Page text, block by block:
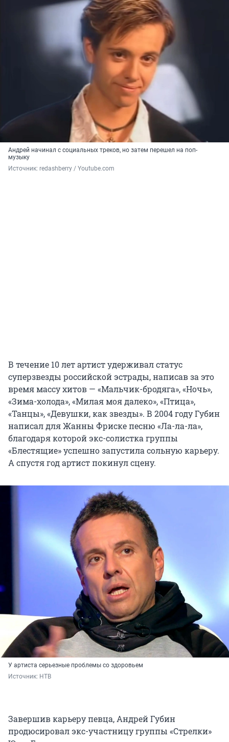
Андрей начинал с социальных треков, но затем перешел на поп-
музыку
Источник: redashberry / Youtube.com
В течение 10 лет артист удерживал статус
суперзвезды российской эстрады, написав за это
время массу хитов — «Мальчик-бродяга», «Ночь»,
«Зима-холода», «Милая моя далеко», «Птица»,
«Танцы», «Девушки, как звезды». В 2004 году Губин
написал для Жанны Фриске песню «Ла-ла-ла»,
благодаря которой экс-солистка группы
«Блестящие» успешно запустила сольную карьеру.
А спустя год артист покинул сцену.
У артиста серьезные проблемы со здоровьем
Источник: НТВ
Завершив карьеру певца, Андрей Губин
продюсировал экс-участницу группы «Стрелки»